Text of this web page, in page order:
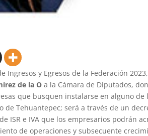
Ingresos y Egresos de la Federación
de la O a la Cámara de Diputados,
que busquen instalarse en alguno
de Tehuantepec; será a través de un
ISR e IVA que los empresarios podrán
de operaciones y subsecuente